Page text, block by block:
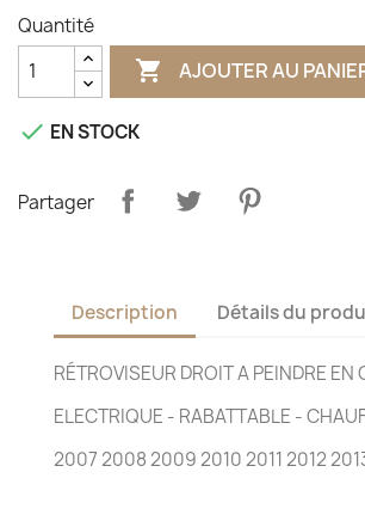
Quantité
 AJOUTER AU
 EN STOCK
Partager
Description Détails du
RÉTROVISEUR DROIT A PEINDRE EN
ELECTRIQUE - RABATTABLE -
2007 2008 2009 2010 2011 2012